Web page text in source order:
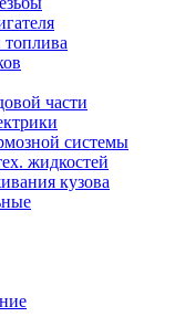
топлива
части
системы
жидкостей
кузова